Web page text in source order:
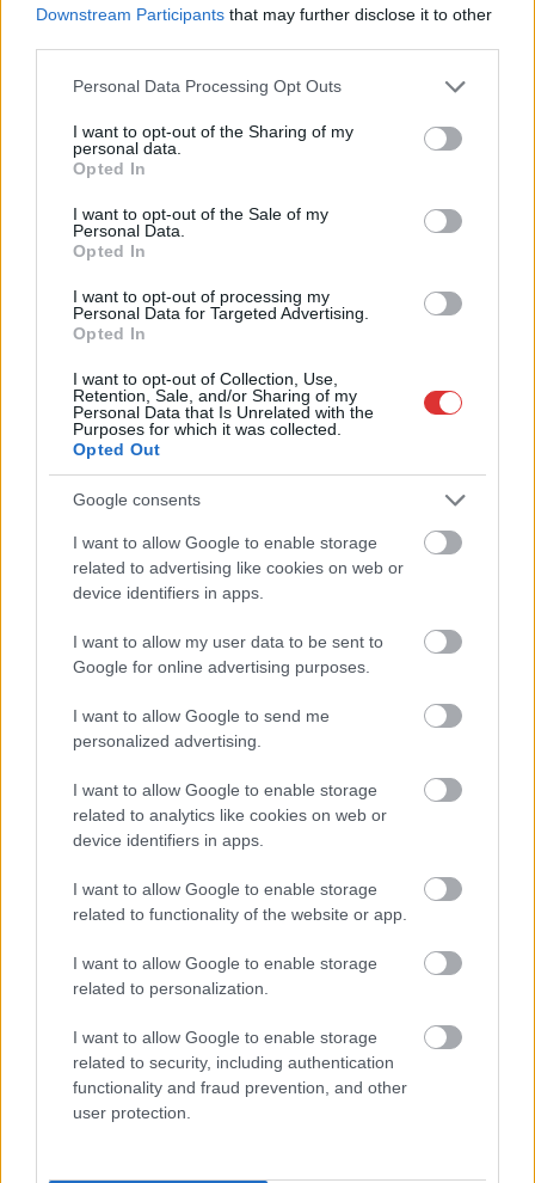
Downstream Participants that may further disclose it to other
Please note that this website/app uses one or more Google
not limited to your visit or usage behaviour. You may click to
grant or deny consent to Google and its third-party tags to
use your data for below specified purposes in below Google
consent section.
Personal Data Processing Opt Outs
I want to opt-out of the Sharing of my
personal data.
Opted In
I want to opt-out of the Sale of my
Personal Data.
Opted In
I want to opt-out of processing my
Personal Data for Targeted Advertising.
Opted In
I want to opt-out of Collection, Use,
Retention, Sale, and/or Sharing of my
Personal Data that Is Unrelated with the
Purposes for which it was collected.
Opted Out
Google consents
I want to allow Google to enable storage
related to advertising like cookies on web or
device identifiers in apps.
I want to allow my user data to be sent to
Google for online advertising purposes.
I want to allow Google to send me
personalized advertising.
I want to allow Google to enable storage
related to analytics like cookies on web or
device identifiers in apps.
I want to allow Google to enable storage
related to functionality of the website or app.
I want to allow Google to enable storage
related to personalization.
I want to allow Google to enable storage
related to security, including authentication
functionality and fraud prevention, and other
user protection.
meg e-mail címét:
Megismertem és elfogadom aGDPR-szabályzatot
Nem szeretne lemaradni semmiről? Csak egy kattintás, és hírlevelünk a
legfrissebb információkkal és exkluzív tartalmakkal hétről hétre
postaládájába érkezik!
A SZOL24 legfrissebb 24 cikke
A Tisza kormány minisztere újabb nagy változásokról döntött
a közoktatásban – például az iskolaigazgatók visszakapják
munkáltatói jogaikat
Sok volt az igazolatlan hiányzás, Pócs János fizetéslevonást
kapott, más fideszesek még kevesebbet vittek haza
A Szolnok megyei gazdák nagyon nem akarták a JÉGER
Csendélet 5.0: alig balesetveszélyes lépcső és remek
élhető város
Napokon belül megválasztja az új köztársasági elnököt az
Országgyűlés
Kiterjedt tüzek pusztítanak az országban, köztük Karcagon
Harmadfokú hőségriasztás az országban: Szolnokon klímát
A zárkában rosszul lett, elájult – ilyen körülményekről
Váratlan fennakadás borította fel a Szolnok–Kecskemét
vasútvonal közlekedését